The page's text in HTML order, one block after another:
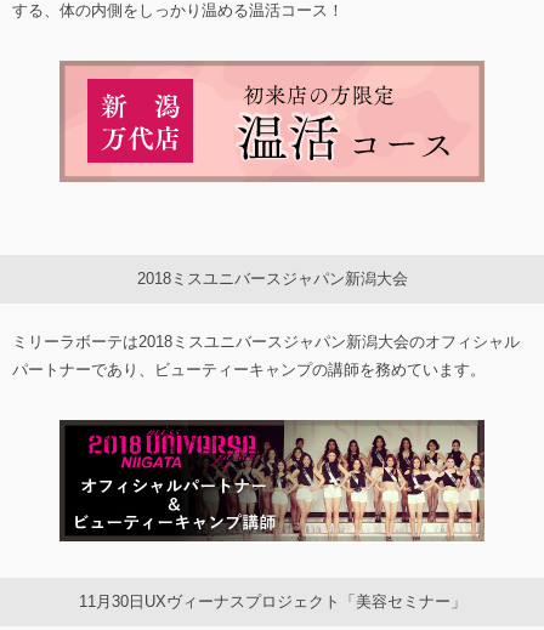
する、体の内側をしっかり温める温活コース！
2018ミスユニバースジャパン新潟大会
ミリーラボーテは2018ミスユニバースジャパン新潟大会のオフィシャル
パートナーであり、ビューティーキャンプの講師を務めています。
11月30日UXヴィーナスプロジェクト「美容セミナー」